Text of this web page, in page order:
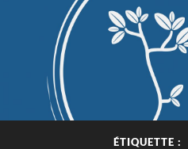
ÉTIQUETTE :